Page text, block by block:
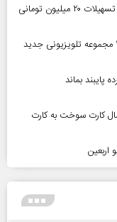
ثبت‌نام وام اربعین بازنشستگان کشوری آغاز شد | تسهیلات ۲۰ میلیون تومانی
هنرمند منحصر‌به‌فردی را از دست دادیم/ پخش ۲ مجموعه تلویزیونی جدید
پایبند بماند
کارت سوخت به کارت
اربعین